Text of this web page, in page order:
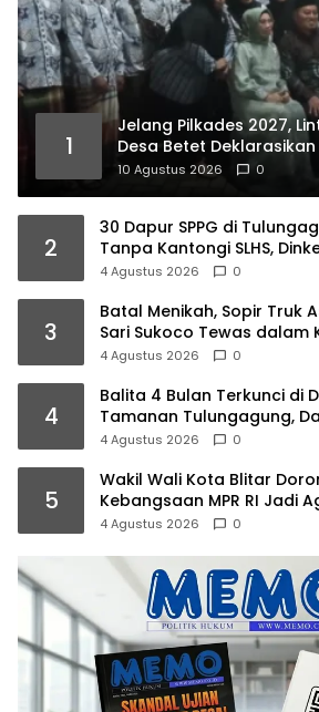
1
Jelang Pilkades 2027,
Desa Betet Deklarasikan
100%, Ini Faktanya…
10 Agustus 2026 0
2
30 Dapur SPPG di
Tanpa Kantongi SLHS,
Percepatan Izin
4 Agustus 2026 0
3
Batal Menikah, Sopir Truk
Sari Sukoco Tewas dalam
Mutiara 2
4 Agustus 2026 0
4
Balita 4 Bulan Terkunci di
Tamanan Tulungagung,
dalam 10 Menit
4 Agustus 2026 0
5
Wakil Wali Kota Blitar
Kebangsaan MPR RI Jadi
4 Agustus 2026 0